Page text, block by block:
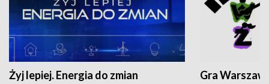
Żyj lepiej. Energia do zmian Gra